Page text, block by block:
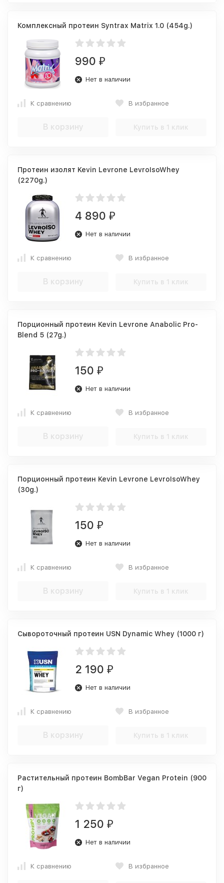
Комплексный протеин Syntrax Matrix 1.0 (454g.)
990 ₽
Нет в наличии
К сравнению В избранное
В корзину Купить в 1 клик
Протеин изолят Kevin Levrone LevroIsoWhey
(2270g.)
4 890 ₽
Нет в наличии
К сравнению В избранное
В корзину Купить в 1 клик
Порционный протеин Kevin Levrone Anabolic Pro-
Blend 5 (27g.)
150 ₽
Нет в наличии
К сравнению В избранное
В корзину Купить в 1 клик
Порционный протеин Kevin Levrone LevroIsoWhey
(30g.)
150 ₽
Нет в наличии
К сравнению В избранное
В корзину Купить в 1 клик
Сывороточный протеин USN Dynamic Whey (1000 г)
2 190 ₽
Нет в наличии
К сравнению В избранное
В корзину Купить в 1 клик
Растительный протеин BombBar Vegan Protein (900
г)
1 250 ₽
Нет в наличии
К сравнению В избранное